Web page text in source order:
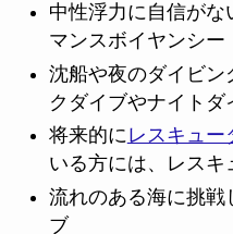
中性浮力に自信が
マンスボイヤンシー
沈船や夜のダイビン
クダイブやナイトダ
将来的にレスキュー
いる方には、レス
流れのある海に挑戦
ブ